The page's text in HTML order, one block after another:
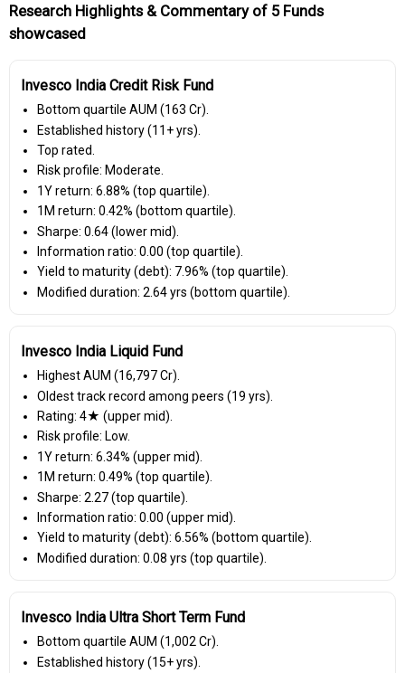
Research Highlights & Commentary of 5 Funds
showcased
Invesco India Credit Risk Fund
Bottom quartile AUM (₹163 Cr).
Established history (11+ yrs).
Top rated.
Risk profile: Moderate.
1Y return: 6.88% (top quartile).
1M return: 0.42% (bottom quartile).
Sharpe: 0.64 (lower mid).
Information ratio: 0.00 (top quartile).
Yield to maturity (debt): 7.96% (top quartile).
Modified duration: 2.64 yrs (bottom quartile).
Invesco India Liquid Fund
Highest AUM (₹16,797 Cr).
Oldest track record among peers (19 yrs).
Rating: 4★ (upper mid).
Risk profile: Low.
1Y return: 6.34% (upper mid).
1M return: 0.49% (top quartile).
Sharpe: 2.27 (top quartile).
Information ratio: 0.00 (upper mid).
Yield to maturity (debt): 6.56% (bottom quartile).
Modified duration: 0.08 yrs (top quartile).
Invesco India Ultra Short Term Fund
Bottom quartile AUM (₹1,002 Cr).
Established history (15+ yrs).